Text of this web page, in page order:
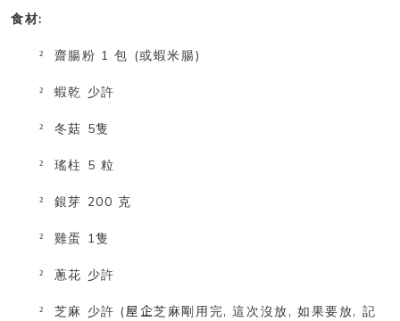
食材:
² 齋腸粉 1包 (或蝦米腸)
² 蝦乾 少許
² 冬菇 5隻
² 瑤柱 5 粒
² 銀芽 200 克
² 雞蛋 1隻
² 蔥花 少許
² 芝麻 少許 (屋企芝麻剛用完,這次沒放 ,如果要放, 記